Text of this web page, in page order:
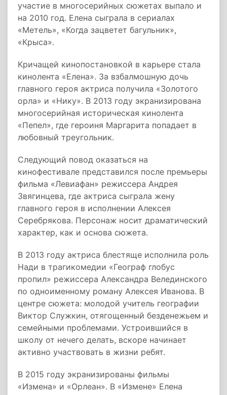
участие в многосерийных сюжетах выпало и
на 2010 год. Елена сыграла в сериалах
«Метель», «Когда зацветет багульник»,
«Крыса».
Кричащей кинопостановкой в карьере стала
кинолента «Елена». За взбалмошную дочь
главного героя актриса получила «Золотого
орла» и «Нику». В 2013 году экранизирована
многосерийная историческая кинолента
«Пепел», где героиня Маргарита попадает в
любовный треугольник.
Следующий повод оказаться на
кинофестивале представился после премьеры
фильма «Левиафан» режиссера Андрея
Звягинцева, где актриса сыграла жену
главного героя в исполнении Алексея
Серебрякова. Персонаж носит драматический
характер, как и основа сюжета.
В 2013 году актриса блестяще исполнила роль
Нади в трагикомедии «Географ глобус
пропил» режиссера Александра Велединского
по одноименному роману Алексея Иванова. В
центре сюжета: молодой учитель географии
Виктор Служкин, отягощенный безденежьем и
семейными проблемами. Устроившийся в
школу от нечего делать, вскоре начинает
активно участвовать в жизни ребят.
В 2015 году экранизированы фильмы
«Измена» и «Орлеан». В «Измене» Елена